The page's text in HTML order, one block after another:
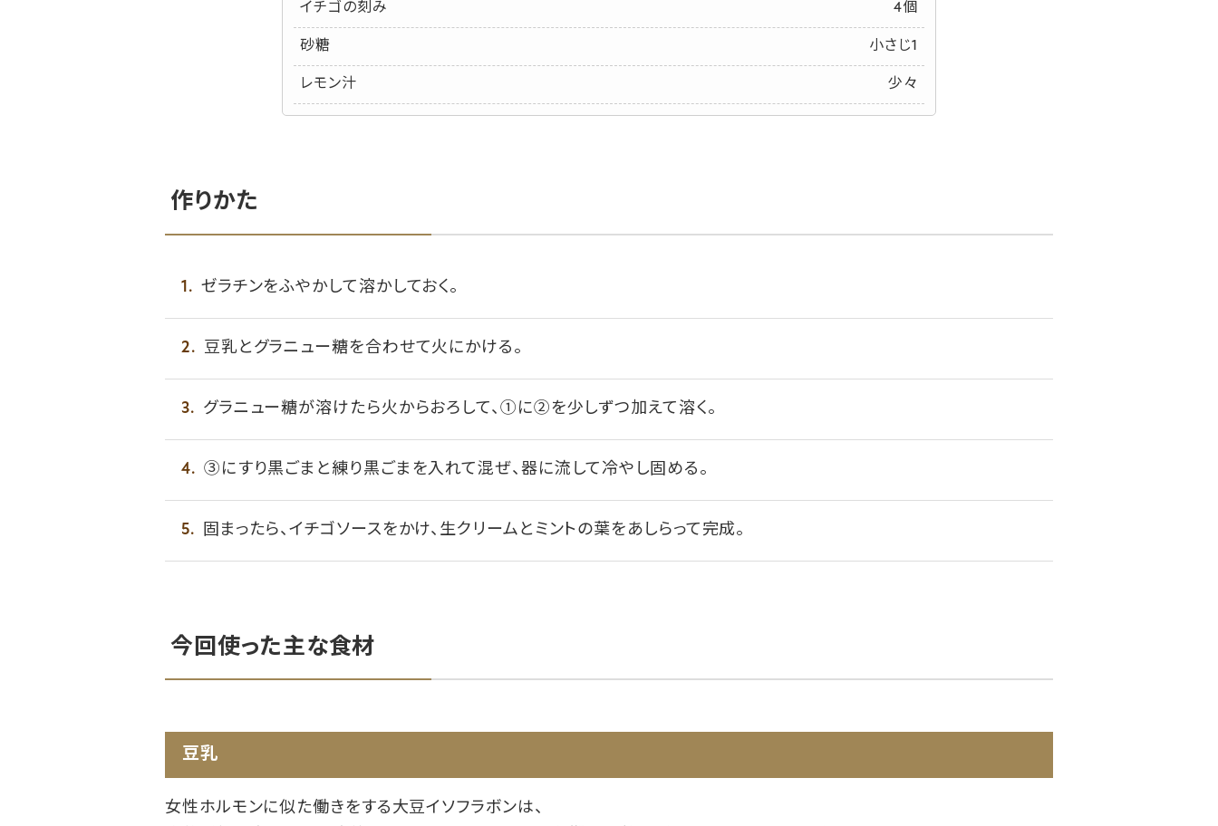
イチゴの刻み 4個
砂糖 小さじ1
レモン汁 少々
作りかた
ゼラチンをふやかして溶かしておく。
豆乳とグラニュー糖を合わせて火にかける。
グラニュー糖が溶けたら火からおろして、①に②を少しずつ加えて溶く。
③にすり黒ごまと練り黒ごまを入れて混ぜ、器に流して冷やし固める。
固まったら、イチゴソースをかけ、生クリームとミントの葉をあしらって完成。
今回使った主な食材
豆乳
女性ホルモンに似た働きをする大豆イソフラボンは、